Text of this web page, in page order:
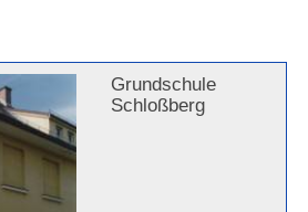
Grundschule
Schloßberg